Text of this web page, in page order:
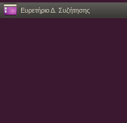
Ευρετήριο Δ. Συζήτησης